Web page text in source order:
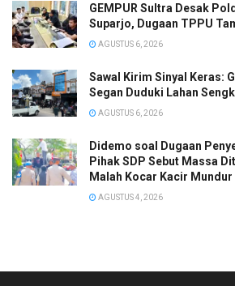
GEMPUR Sultra Desak
Suparjo, Dugaan TPPU
AGUSTUS 6, 2026
Sawal Kirim Sinyal Keras:
Segan Duduki Lahan
AGUSTUS 6, 2026
Didemo soal Dugaan
Pihak SDP Sebut Massa
Malah Kocar Kacir Mundur
AGUSTUS 4, 2026